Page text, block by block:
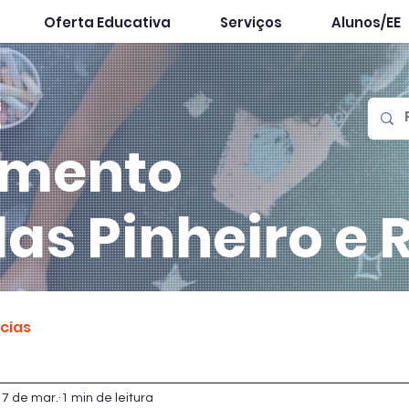
Oferta Educativa Serviços Alunos/EE
Pinheiro e
de mar. 1 min de leitura